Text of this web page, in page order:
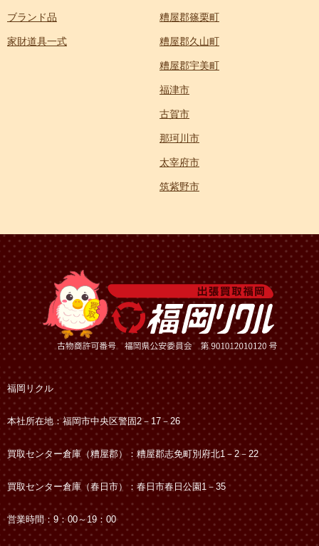
ブランド品
家財道具一式
糟屋郡篠栗町
糟屋郡久山町
糟屋郡宇美町
福津市
古賀市
那珂川市
太宰府市
筑紫野市
福岡リクル
本社所在地：福岡市中央区警固2－17－26
買取センター倉庫（糟屋郡）：糟屋郡志免町別府北1－2－22
買取センター倉庫（春日市）：春日市春日公園1－35
営業時間：9：00～19：00